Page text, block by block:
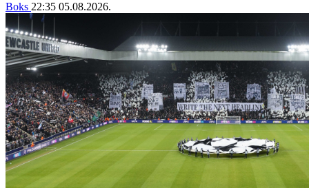
Boks 22:35 05.08.2026.